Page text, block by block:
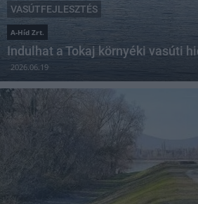
VASÚTFEJLESZTÉS
A-Híd Zrt.
Indulhat a Tokaj környéki vasúti
2026.06.19